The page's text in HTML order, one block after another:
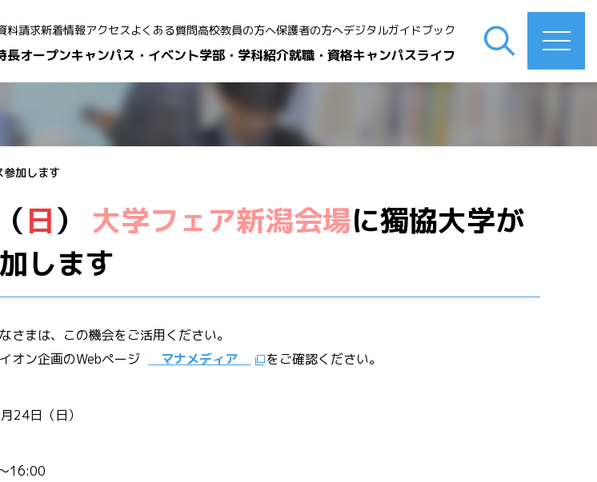
料請求新着情報アクセスよくある質問高校教員の方へ保護者の方へデジタルガイドブック
長オープンキャンパス・イベント学部・学科紹介就職・資格キャンパスライフ
加します
日） 大学フェア新潟会場に獨協大学が
します
さまは、この機会をご活用ください。
オン企画のWebページ
マナメディア をご確認ください。
日（日）
16:00